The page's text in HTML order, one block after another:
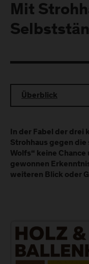
Mit
Überblick
In der Fabel der drei
Strohhaus gegen die
Wolfs“ keine Chance
gewonnen
weiteren Blick oder